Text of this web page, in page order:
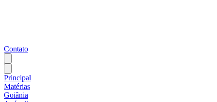
Contato
Principal
Matérias
Goiânia